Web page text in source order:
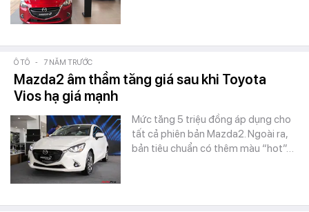
Ô TÔ - 7 NĂM TRƯỚC
Mazda2 âm thầm tăng giá sau khi Toyota
Vios hạ giá mạnh
Mức tăng 5 triệu đồng áp dụng cho
tất cả phiên bản Mazda2. Ngoài ra,
bản tiêu chuẩn có thêm màu “hot”…